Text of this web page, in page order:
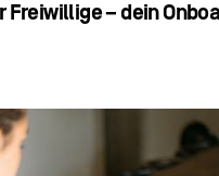
Freiwillige – dein